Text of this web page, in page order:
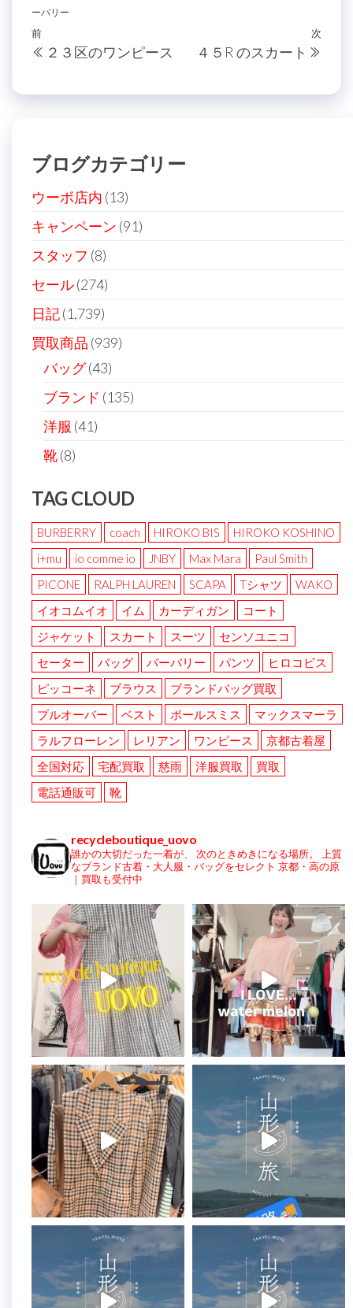
ーバリー
投
稿
ナ
ー
シ
ョ
ン
過
去
前
２３区のワンピース
次
次
４５R のスカート
ブログカテゴリー
ウーボ店内 (13)
キャンペーン (91)
スタッフ (8)
セール(274)
日記(1,739)
買取商品 (939)
バッグ(43)
ブランド (135)
洋服 (41)
靴(8)
TAG CLOUD
BURBERRY coach HIROKO BIS
HIROKO KOSHINO
i+mu
io comme io JNBY Max Mara
Paul Smith
PICONE
RALPH LAUREN SCAPA Tシャツ
WAKO
イオコムイオ
イム カーディガン
コート
ジャケット
スカート スーツ
センソユニコ
セーター
バッグ バーバリー パンツ
ヒロコビス
ピッコーネ
ブラウス
ブランドバッグ買取
プルオーバー
ベスト ポールスミス
マックスマーラ
ラルフローレン
レリアン ワンピース
京都古着屋
全国対応
宅配買取 慈雨 洋服買取
買取
電話通販可
靴
recycleboutique_uovo
誰かの大切だった一着が、 次のときめきになる場所。
上質
なブランド古着・大人服・バッグをセレクト 京都・高の原
｜買取も受付中